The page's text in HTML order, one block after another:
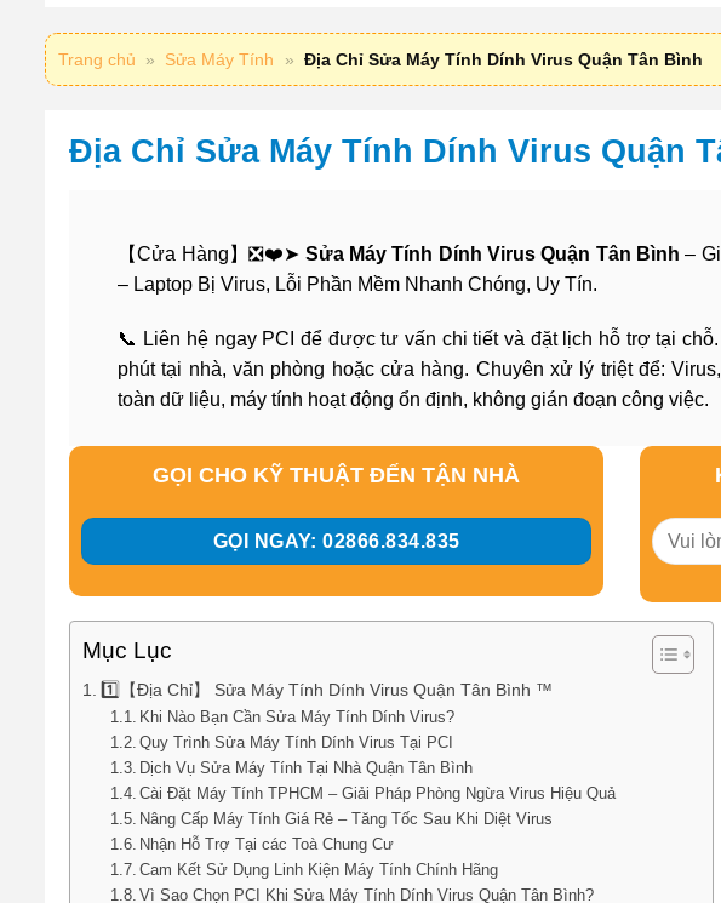
Trang chủ » Sửa Máy Tính » Địa Chỉ Sửa Máy Tính Dính Virus Quận Tân Bình
Địa Chỉ Sửa Máy Tính Dính Virus Quận
【Cửa Hàng】❎❤️➤ Sửa Máy Tính Dính Virus Quận Tân Bình –
– Laptop Bị Virus, Lỗi Phần Mềm Nhanh Chóng, Uy Tín.
📞 Liên hệ ngay PCI để được tư vấn chi tiết và đặt lịch hỗ trợ tại
phút tại nhà, văn phòng hoặc cửa hàng. Chuyên xử lý triệt để:
toàn dữ liệu, máy tính hoạt động ổn định, không gián đoạn công việc.
GỌI CHO KỸ THUẬT ĐẾN TẬN NHÀ
GỌI NGAY: 02866.834.835
Mục Lục
1️⃣【Địa Chỉ】 Sửa Máy Tính Dính Virus Quận Tân Bình ™
Khi Nào Bạn Cần Sửa Máy Tính Dính Virus?
Quy Trình Sửa Máy Tính Dính Virus Tại PCI
Dịch Vụ Sửa Máy Tính Tại Nhà Quận Tân Bình
Cài Đặt Máy Tính TPHCM – Giải Pháp Phòng Ngừa Virus Hiệu Quả
Nâng Cấp Máy Tính Giá Rẻ – Tăng Tốc Sau Khi Diệt Virus
Nhận Hỗ Trợ Tại các Toà Chung Cư
Cam Kết Sử Dụng Linh Kiện Máy Tính Chính Hãng
Vì Sao Chọn PCI Khi Sửa Máy Tính Dính Virus Quận Tân Bình?